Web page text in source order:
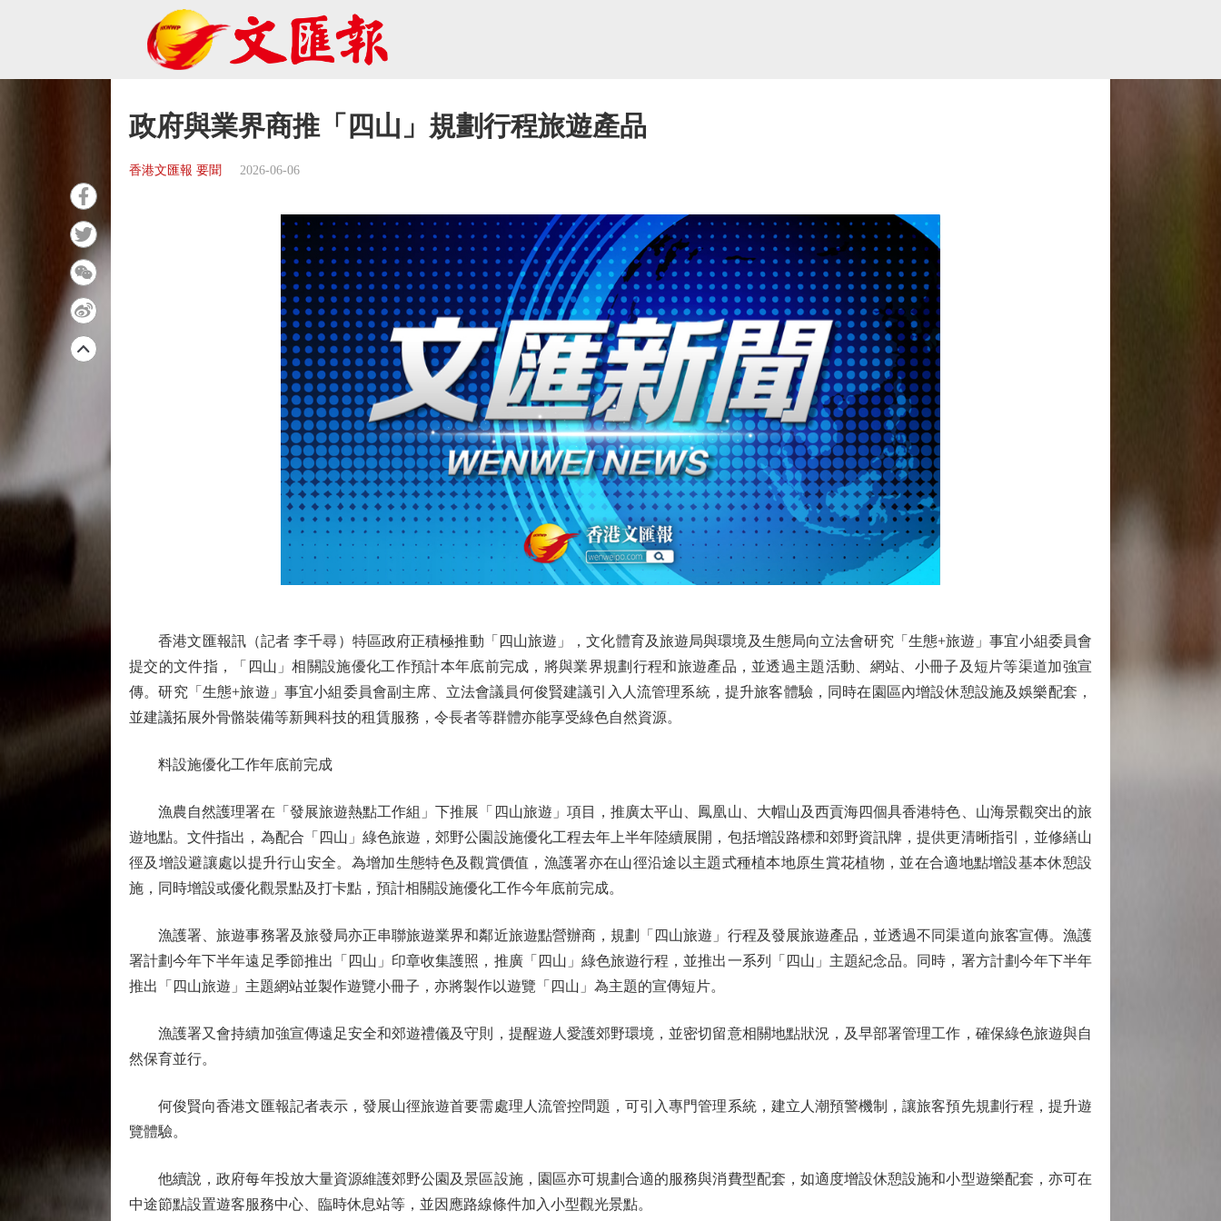
政府與業界商推「四山」規劃行程旅遊產品
香港文匯報 要聞 2026-06-06
香港文匯報訊（記者 李千尋）特區政府正積極推動「四山旅遊」，文化體育及旅遊局與環境及生態局向立法會研究「生態+旅遊」事宜小組委員會
提交的文件指，「四山」相關設施優化工作預計本年底前完成，將與業界規劃行程和旅遊產品，並透過主題活動、網站、小冊子及短片等渠道加強宣
傳。研究「生態+旅遊」事宜小組委員會副主席、立法會議員何俊賢建議引入人流管理系統，提升旅客體驗，同時在園區內增設休憩設施及娛樂配套，
並建議拓展外骨骼裝備等新興科技的租賃服務，令長者等群體亦能享受綠色自然資源。
料設施優化工作年底前完成
漁農自然護理署在「發展旅遊熱點工作組」下推展「四山旅遊」項目，推廣太平山、鳳凰山、大帽山及西貢海四個具香港特色、山海景觀突出的旅
遊地點。文件指出，為配合「四山」綠色旅遊，郊野公園設施優化工程去年上半年陸續展開，包括增設路標和郊野資訊牌，提供更清晰指引，並修繕山
徑及增設避讓處以提升行山安全。為增加生態特色及觀賞價值，漁護署亦在山徑沿途以主題式種植本地原生賞花植物，並在合適地點增設基本休憩設
施，同時增設或優化觀景點及打卡點，預計相關設施優化工作今年底前完成。
漁護署、旅遊事務署及旅發局亦正串聯旅遊業界和鄰近旅遊點營辦商，規劃「四山旅遊」行程及發展旅遊產品，並透過不同渠道向旅客宣傳。漁護
署計劃今年下半年遠足季節推出「四山」印章收集護照，推廣「四山」綠色旅遊行程，並推出一系列「四山」主題紀念品。同時，署方計劃今年下半年
推出「四山旅遊」主題網站並製作遊覽小冊子，亦將製作以遊覽「四山」為主題的宣傳短片。
漁護署又會持續加強宣傳遠足安全和郊遊禮儀及守則，提醒遊人愛護郊野環境，並密切留意相關地點狀況，及早部署管理工作，確保綠色旅遊與自
然保育並行。
何俊賢向香港文匯報記者表示，發展山徑旅遊首要需處理人流管控問題，可引入專門管理系統，建立人潮預警機制，讓旅客預先規劃行程，提升遊
覽體驗。
他續說，政府每年投放大量資源維護郊野公園及景區設施，園區亦可規劃合適的服務與消費型配套，如適度增設休憩設施和小型遊樂配套，亦可在
中途節點設置遊客服務中心、臨時休息站等，並因應路線條件加入小型觀光景點。